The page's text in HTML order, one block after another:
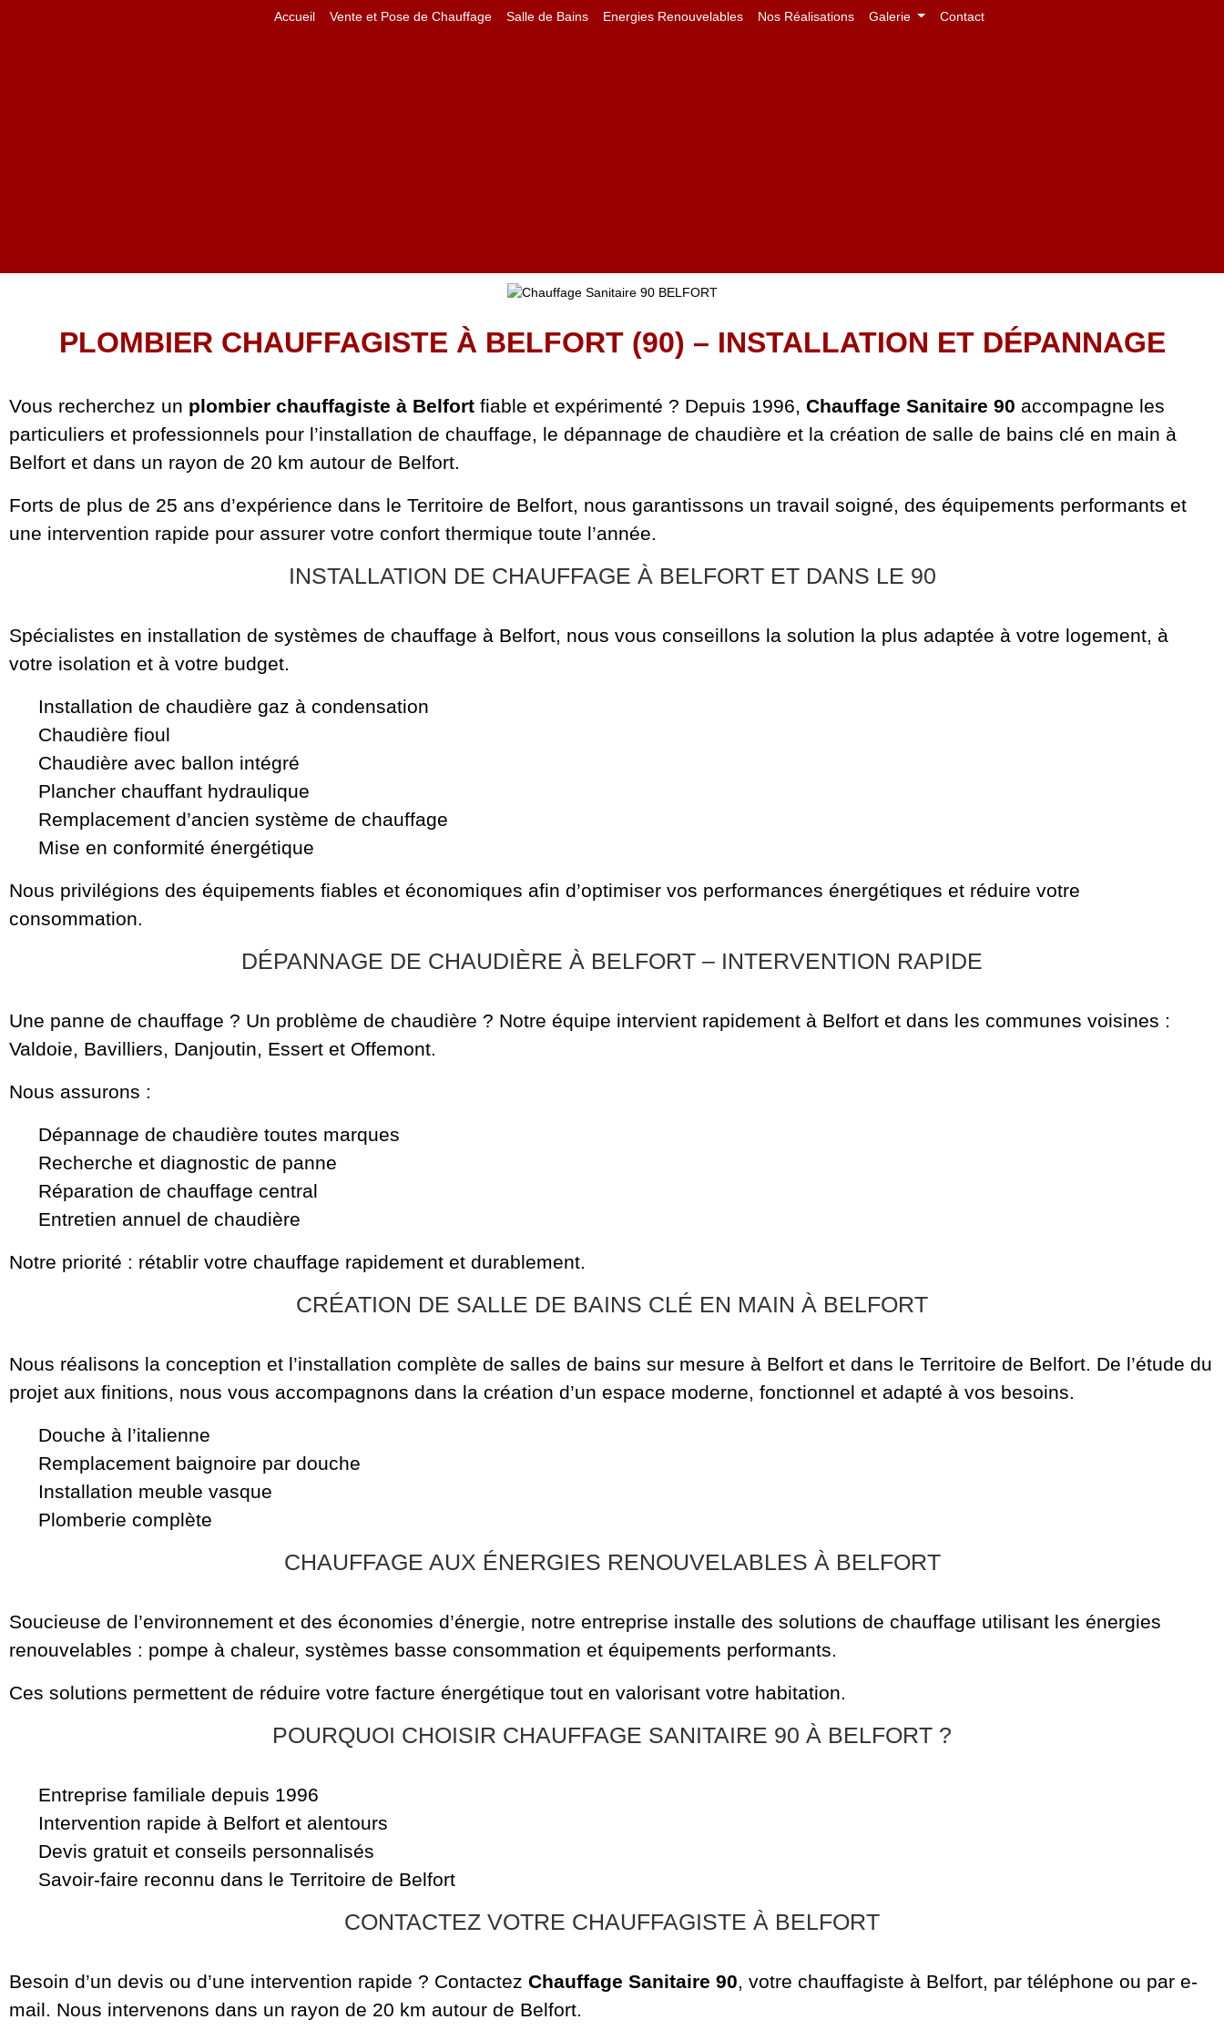
Accueil Vente et Pose de Chauffage Salle de Bains Energies Renouvelables Nos Réalisations Galerie Contact
PLOMBIER CHAUFFAGISTE À BELFORT (90) – INSTALLATION ET DÉPANNAGE
Vous recherchez un plombier chauffagiste à Belfort fiable et expérimenté ? Depuis 1996, Chauffage Sanitaire 90 accompagne les
particuliers et professionnels pour l’installation de chauffage, le dépannage de chaudière et la création de salle de bains clé en main à
Belfort et dans un rayon de 20 km autour de Belfort.
Forts de plus de 25 ans d’expérience dans le Territoire de Belfort, nous garantissons un travail soigné, des équipements performants et
une intervention rapide pour assurer votre confort thermique toute l’année.
INSTALLATION DE CHAUFFAGE À BELFORT ET DANS LE 90
Spécialistes en installation de systèmes de chauffage à Belfort, nous vous conseillons la solution la plus adaptée à votre logement, à
votre isolation et à votre budget.
Installation de chaudière gaz à condensation
Chaudière fioul
Chaudière avec ballon intégré
Plancher chauffant hydraulique
Remplacement d’ancien système de chauffage
Mise en conformité énergétique
Nous privilégions des équipements fiables et économiques afin d’optimiser vos performances énergétiques et réduire votre
consommation.
DÉPANNAGE DE CHAUDIÈRE À BELFORT – INTERVENTION RAPIDE
Une panne de chauffage ? Un problème de chaudière ? Notre équipe intervient rapidement à Belfort et dans les communes voisines :
Valdoie, Bavilliers, Danjoutin, Essert et Offemont.
Nous assurons :
Dépannage de chaudière toutes marques
Recherche et diagnostic de panne
Réparation de chauffage central
Entretien annuel de chaudière
Notre priorité : rétablir votre chauffage rapidement et durablement.
CRÉATION DE SALLE DE BAINS CLÉ EN MAIN À BELFORT
Nous réalisons la conception et l’installation complète de salles de bains sur mesure à Belfort et dans le Territoire de Belfort. De l’étude du
projet aux finitions, nous vous accompagnons dans la création d’un espace moderne, fonctionnel et adapté à vos besoins.
Douche à l’italienne
Remplacement baignoire par douche
Installation meuble vasque
Plomberie complète
CHAUFFAGE AUX ÉNERGIES RENOUVELABLES À BELFORT
Soucieuse de l’environnement et des économies d’énergie, notre entreprise installe des solutions de chauffage utilisant les énergies
renouvelables : pompe à chaleur, systèmes basse consommation et équipements performants.
Ces solutions permettent de réduire votre facture énergétique tout en valorisant votre habitation.
POURQUOI CHOISIR CHAUFFAGE SANITAIRE 90 À BELFORT ?
Entreprise familiale depuis 1996
Intervention rapide à Belfort et alentours
Devis gratuit et conseils personnalisés
Savoir-faire reconnu dans le Territoire de Belfort
CONTACTEZ VOTRE CHAUFFAGISTE À BELFORT
Besoin d’un devis ou d’une intervention rapide ? Contactez Chauffage Sanitaire 90, votre chauffagiste à Belfort, par téléphone ou par e-
mail. Nous intervenons dans un rayon de 20 km autour de Belfort.